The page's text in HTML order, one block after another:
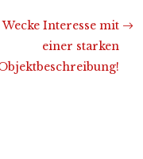
Wecke Interesse mit
einer starken